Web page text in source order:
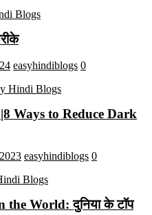
easyhindiblogs 0
Ways to Reduce Dark
easyhindiblogs 0
World: दुनिया के टॉप